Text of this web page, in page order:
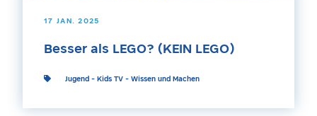
17 JAN. 2025
Besser als LEGO? (KEIN LEGO)
Jugend - Kids TV - Wissen und Machen